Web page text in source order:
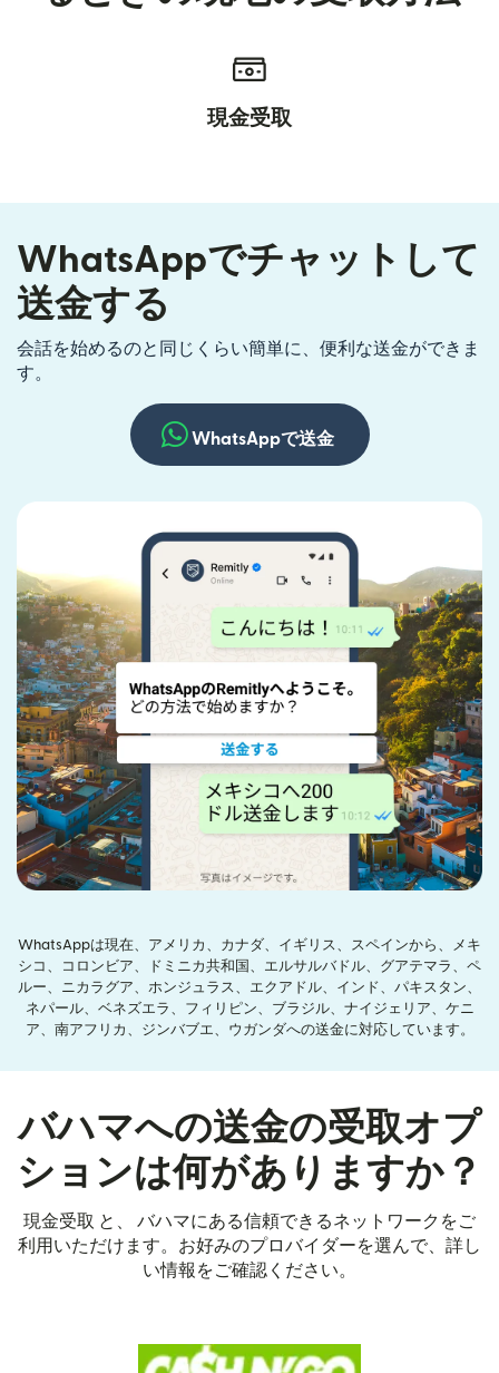
現金受取
WhatsAppでチャットして
送金する
会話を始めるのと同じくらい簡単に、便利な送金ができま
す。
WhatsAppで送金
WhatsAppは現在、アメリカ、カナダ、イギリス、スペインから、メキ
シコ、コロンビア、ドミニカ共和国、エルサルバドル、グアテマラ、ペ
ルー、ニカラグア、ホンジュラス、エクアドル、インド、パキスタン、
ネパール、ベネズエラ、フィリピン、ブラジル、ナイジェリア、ケニ
ア、南アフリカ、ジンバブエ、ウガンダへの送金に対応しています。
バハマへの送金の受取オプ
ションは何がありますか？
現金受取 と、 バハマにある信頼できるネットワークをご
利用いただけます。お好みのプロバイダーを選んで、詳し
い情報をご確認ください。